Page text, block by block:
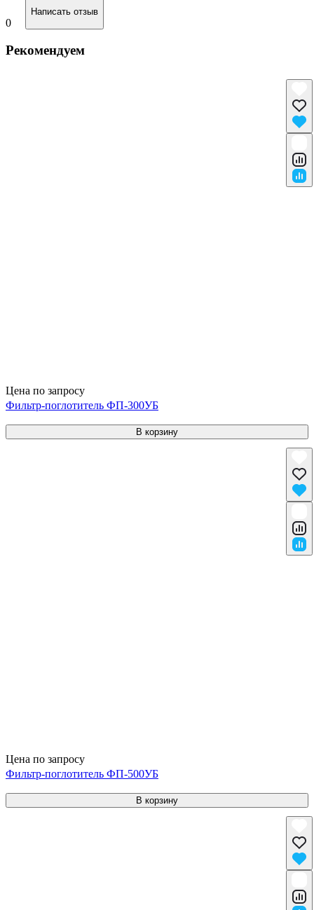
0
Написать отзыв
Рекомендуем
Цена по запросу
Фильтр-поглотитель ФП-300УБ
В корзину
Цена по запросу
Фильтр-поглотитель ФП-500УБ
В корзину